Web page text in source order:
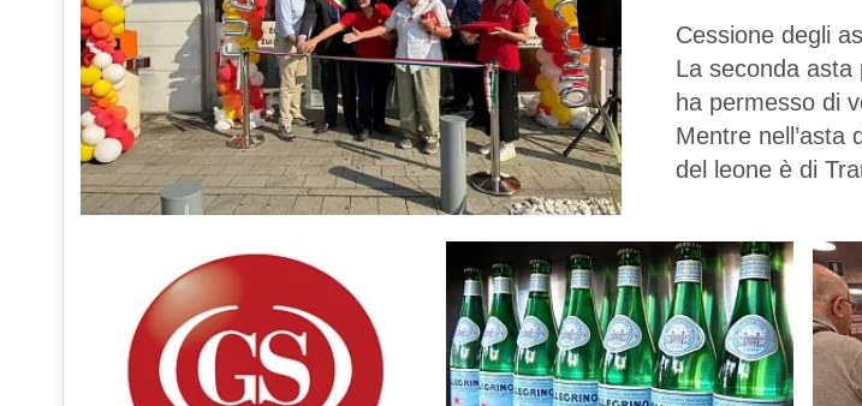
Cessione degli
La seconda asta
ha permesso di
Mentre nell’asta
del leone è di